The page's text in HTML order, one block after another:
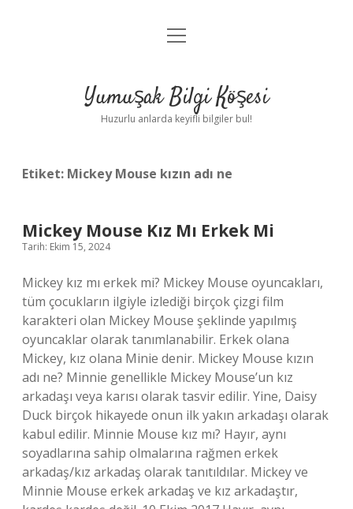
Anasayfa
Yasal Uyarı
menüyü
Yumuşak Bilgi Köşesi
Huzurlu anlarda keyifli bilgiler bul!
Etiket: Mickey Mouse kızın adı ne
Mickey Mouse Kız Mı Erkek Mi
Tarih: Ekim 15, 2024
Mickey kız mı erkek mi? Mickey Mouse oyuncakları,
tüm çocukların ilgiyle izlediği birçok çizgi film
karakteri olan Mickey Mouse şeklinde yapılmış
oyuncaklar olarak tanımlanabilir. Erkek olana
Mickey, kız olana Minie denir. Mickey Mouse kızın
adı ne? Minnie genellikle Mickey Mouse’un kız
arkadaşı veya karısı olarak tasvir edilir. Yine, Daisy
Duck birçok hikayede onun ilk yakın arkadaşı olarak
kabul edilir. Minnie Mouse kız mı? Hayır, aynı
soyadlarına sahip olmalarına rağmen erkek
arkadaş/kız arkadaş olarak tanıtıldılar. Mickey ve
Minnie Mouse erkek arkadaş ve kız arkadaştır,